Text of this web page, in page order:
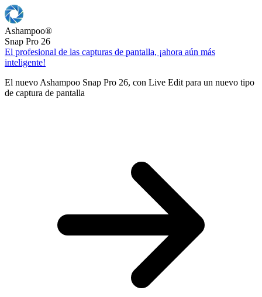
Ashampoo®
Snap Pro 26
El profesional de las capturas de pantalla, ¡ahora aún más
inteligente!
El nuevo Ashampoo Snap Pro 26, con Live Edit para un nuevo tipo
de captura de pantalla